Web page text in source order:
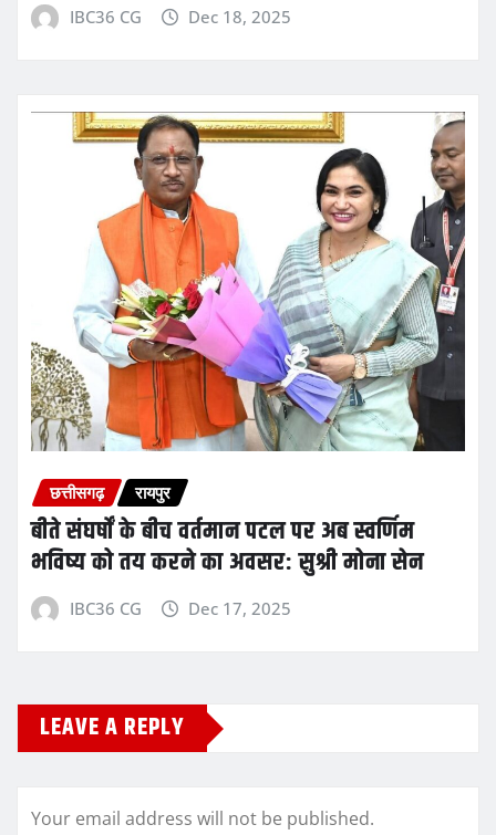
IBC36 CG Dec 18, 2025
छत्तीसगढ़ रायपुर
बीते संघर्षों के बीच वर्तमान पटल पर अब स्वर्णिम
भविष्य को तय करने का अवसर: सुश्री मोना सेन
IBC36 CG Dec 17, 2025
LEAVE A REPLY
Your email address will not be published.